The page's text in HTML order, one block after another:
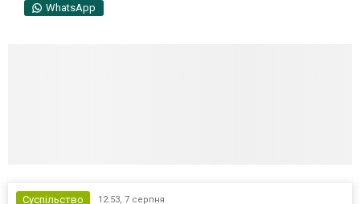
WhatsApp
Суспільство 12:53, 7 серпня